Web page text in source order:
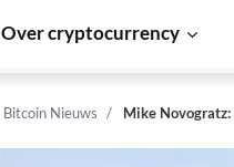
Over cryptocurrency
Bitcoin Nieuws Mike Novogratz: